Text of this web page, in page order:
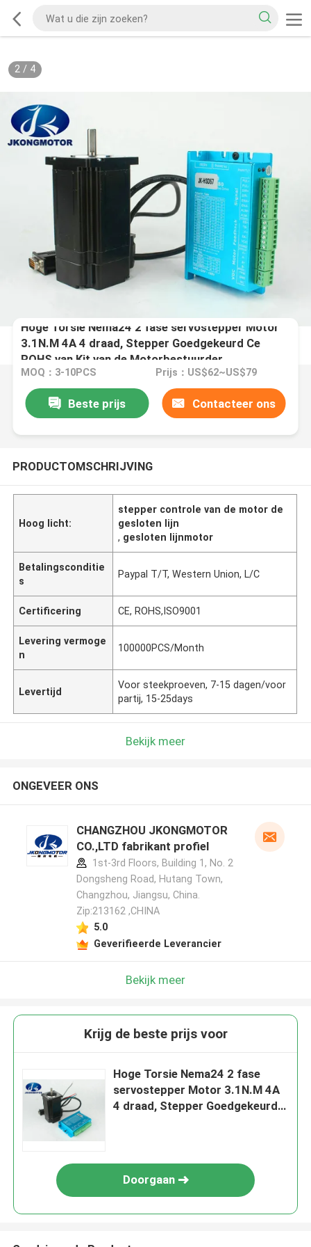
2/ 4
Hoge Torsie Nema24 2 fase servostepper Motor
3.1N.M 4A 4 draad, Stepper Goedgekeurd Ce
ROHS van Kit van de Motorbestuurder
MOQ：3-10PCS Prijs：US$62~US$79
Beste prijs Contacteer ons
PRODUCTOMSCHRIJVING
Hoog licht:
stepper controle van de motor de
gesloten lijn
, gesloten lijnmotor
Betalingsconditie
s
Paypal T/T, Western Union, L/C
Certificering CE, ROHS,ISO9001
Levering vermoge
n
100000PCS/Month
Levertijd
Voor steekproeven, 7-15 dagen/voor
partij, 15-25days
Bekijk meer
ONGEVEER ONS
CHANGZHOU JKONGMOTOR
CO.,LTD fabrikant profiel
1st-3rd Floors, Building 1, No. 2
Dongsheng Road, Hutang Town,
Changzhou, Jiangsu, China.
Zip:213162 ,CHINA
5.0
Geverifieerde Leverancier
Bekijk meer
Krijg de beste prijs voor
Hoge Torsie Nema24 2 fase
servostepper Motor 3.1N.M 4A
4 draad, Stepper Goedgekeurd
Doorgaan